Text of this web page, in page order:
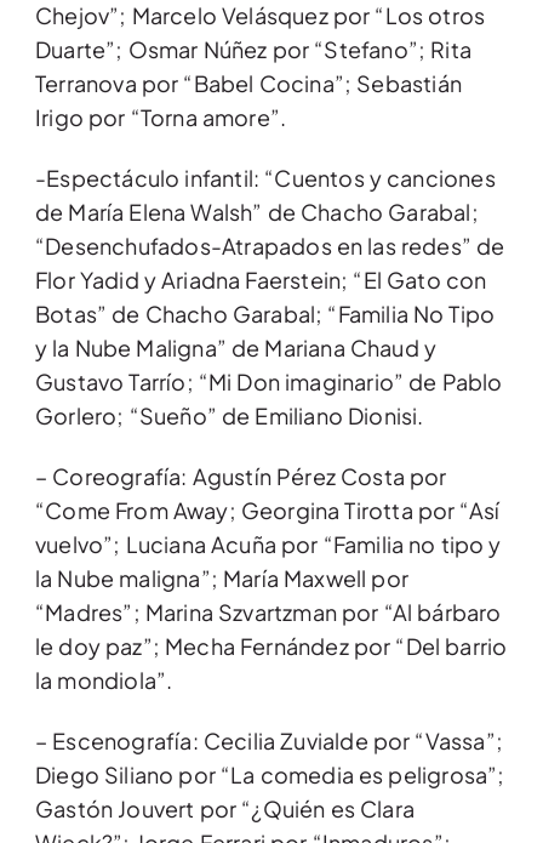
Chejov”; Marcelo Velásquez por “Los otros
Duarte”; Osmar Núñez por “Stefano”; Rita
Terranova por “Babel Cocina”; Sebastián
Irigo por “Torna amore”.
-Espectáculo infantil: “Cuentos y canciones
de María Elena Walsh” de Chacho Garabal;
“Desenchufados-Atrapados en las redes” de
Flor Yadid y Ariadna Faerstein; “El Gato con
Botas” de Chacho Garabal; “Familia No Tipo
y la Nube Maligna” de Mariana Chaud y
Gustavo Tarrío; “Mi Don imaginario” de Pablo
Gorlero; “Sueño” de Emiliano Dionisi.
– Coreografía: Agustín Pérez Costa por
“Come From Away; Georgina Tirotta por “Así
vuelvo”; Luciana Acuña por “Familia no tipo y
la Nube maligna”; María Maxwell por
“Madres”; Marina Szvartzman por “Al bárbaro
le doy paz”; Mecha Fernández por “Del barrio
la mondiola”.
– Escenografía: Cecilia Zuvialde por “Vassa”;
Diego Siliano por “La comedia es peligrosa”;
Gastón Jouvert por “¿Quién es Clara